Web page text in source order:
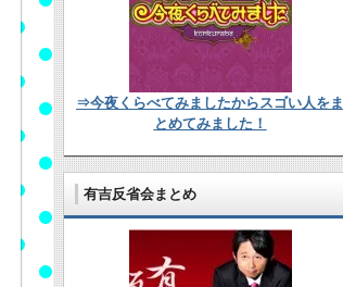
⇒今夜くらべてみましたからスゴい人をま
とめてみました！
有吉反省会まとめ